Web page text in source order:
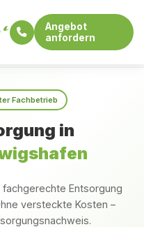
Angebot
anfordern
Fachbetrieb
in
Entsorgung
versteckte Kosten –